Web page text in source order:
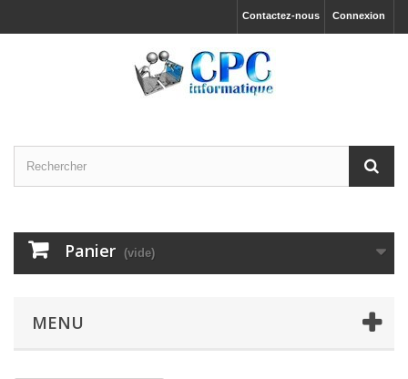
Connexion
Contactez-nous
Panier (vide)
MENU